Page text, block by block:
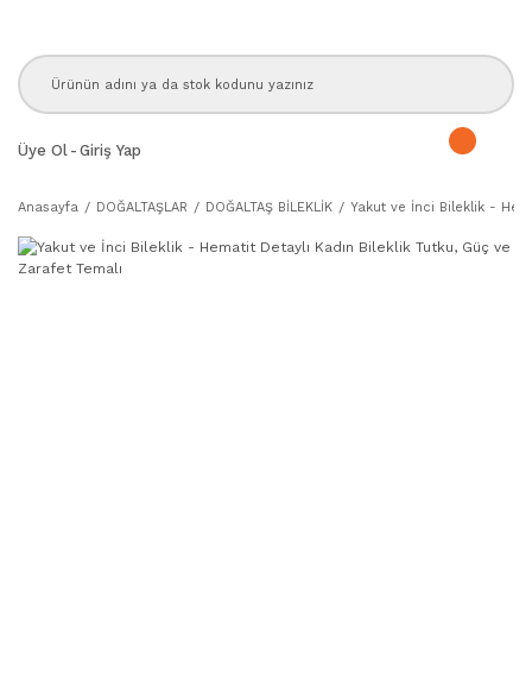
Üye Ol - Giriş Yap
Anasayfa DOĞALTAŞLAR DOĞALTAŞ BİLEKLİK Yakut ve İnci Bileklik -